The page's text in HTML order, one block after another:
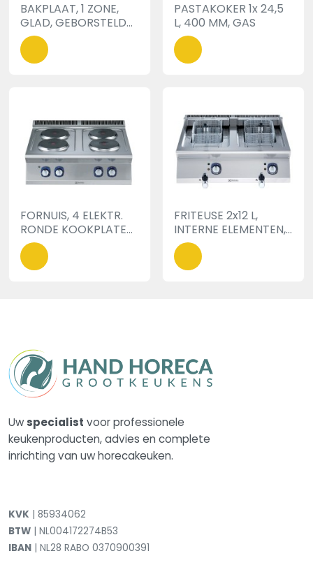
BAKPLAAT, 1 ZONE,
GLAD, GEBORSTELD
CHROOM, 400 MM,
TOPMODEL,
ELEKTRISCH
PASTAKOKER 1x 24,5
L, 400 MM, GAS
FORNUIS, 4 ELEKTR.
RONDE KOOKPLATEN,
800 MM, TOPMODEL,
230V-3F
FRITEUSE 2x12 L,
INTERNE ELEMENTEN,
800 MM, TOPMODEL,
ELEKTRISCH
Uw specialist voor professionele
keukenproducten, advies en complete
inrichting van uw horecakeuken.
KVK | 85934062
BTW | NL004172274B53
IBAN | NL28 RABO 0370900391